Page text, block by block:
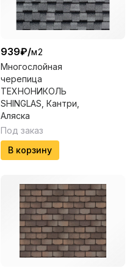
939₽/м2
Многослойная
черепица
ТЕХНОНИКОЛЬ
SHINGLAS, Кантри,
Аляска
Под заказ
В корзину